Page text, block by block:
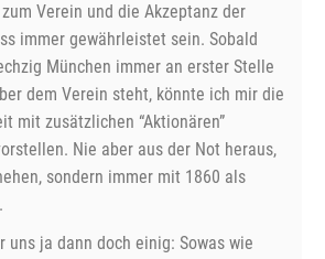
Verein und die Akzeptanz der
immer gewährleistet sein. Sobald
München immer an erster Stelle
dem Verein steht, könnte ich mir die
mit zusätzlichen “Aktionären”
Nie aber aus der Not heraus,
sondern immer mit 1860 als
uns ja dann doch einig: Sowas wie